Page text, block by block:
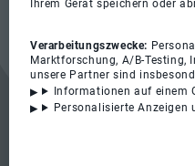
Ihrem Gerät speichern oder
Verarbeitungszwecke:
Marktforschung, A/B-Testing,
unsere Partner sind
Informationen auf einem
Personalisierte Anzeigen